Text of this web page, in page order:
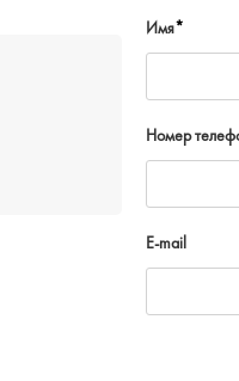
Имя*
Номер
E-mail